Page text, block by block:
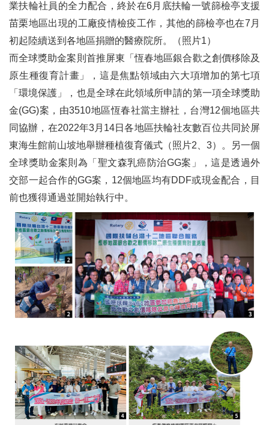
扶輪領導學院台灣分部第68期學員訓練會
烏干達咖啡的緣與源── 推薦有意申請全球獎助金(GG)之計畫的扶輪社參考
扶輪社參與支持偏鄉教育，幫助資源不足的孩子翻轉人生
三、扶輪作品
說文解字正音（二）
畫說扶輪
扶輪武功祕笈02── 扶輪的由來
篆刻印痕
門牌上的「天堂」
人參：補氣第一
金融的遊戲
奠定台灣經濟基礎的功臣── 松木幹一郎
從受邀寫序到新書發表會的感動──《在妳認識世界之前：先認識老爸的33個故事》
遐想易經在法律實務上的運用
油畫作品
業扶輪社員的全力配合，終於在6月底扶輪一號篩檢亭支援
苗栗地區出現的工廠疫情檢疫工作，其他的篩檢亭也在7月
初起陸續送到各地區捐贈的醫療院所。（照片1）
而全球獎助金案則首推屏東「恆春地區銀合歡之創價移除及
原生種復育計畫」，這是焦點領域由六大項增加的第七項
「環境保護」，也是全球在此領域所申請的第一項全球獎助
金(GG)案，由3510地區恆春社當主辦社，台灣12個地區共
同協辦，在2022年3月14日各地區扶輪社友數百位共同於屏
東海生館前山坡地舉辦種植復育儀式（照片2、3）。另一個
全球獎助金案則為「聖文森乳癌防治GG案」，這是透過外
交部一起合作的GG案，12個地區均有DDF或現金配合，目
前也獲得通過並開始執行中。